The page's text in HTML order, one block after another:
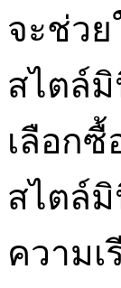
จะช่ว
สไตล์
เลือก
สไตล์
ความเ